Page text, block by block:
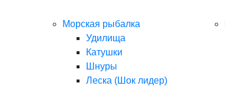
Морская рыбалка
Удилища
Катушки
Шнуры
Леска (Шок лидер)